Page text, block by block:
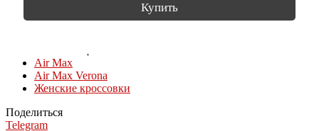
Купить
Air Max
Air Max Verona
Женские кроссовки
Поделиться
Telegram